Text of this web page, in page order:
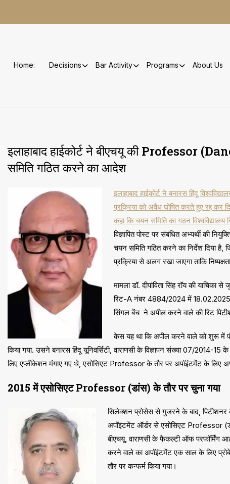
Home: Decisions Bar Activity Programs About Us
इलाहाबाद हाईकोर्ट ने बीएचयू की Professor
समिति गठित करने का आदेश
इलाहाबाद हाईकोर्ट ने बनारस हिंदू
प्रक्रिया को अवैध घोषित करते हुए रद्द
कहा कि चयन समिति का गठन विश्वविद्यालय
विज्ञापित पोस्ट पर संबंधित अभ्यर्थी की
चयन समिति गठित करने का निर्देश दिया
प्रक्रिया से अलग रखा जाएगा ताकि
मामला डॉ. दीपांविता सिंह रॉय की
रिट-A नंबर 4884/2024 में
सिंगल बेंच ने अपील करने वाले की रिट
केस यह था कि अपील करने वाले को शुरू में
किया गया. उसने बनारस हिंदू यूनिवर्सिटी, वाराणसी के विज्ञापन संख्या 07/
लिए एप्लीकेशन मंगाए गए थे, एसोसिएट Professor के तौर पर अपॉइंटमेंट के लिए
2015 में एसोसिएट Professor (डांस) के तौर पर चुना गया
सिलेक्शन प्रोसेस से गुजरने के बाद,
अपॉइंटमेंट ऑर्डर से एसोसिएट Professor
बीएचयू, वाराणसी के फैकल्टी ऑफ परफॉर्मिंग
करने वाले का अपॉइंटमेंट एक साल के लिए
तौर पर कन्फर्म किया गया।